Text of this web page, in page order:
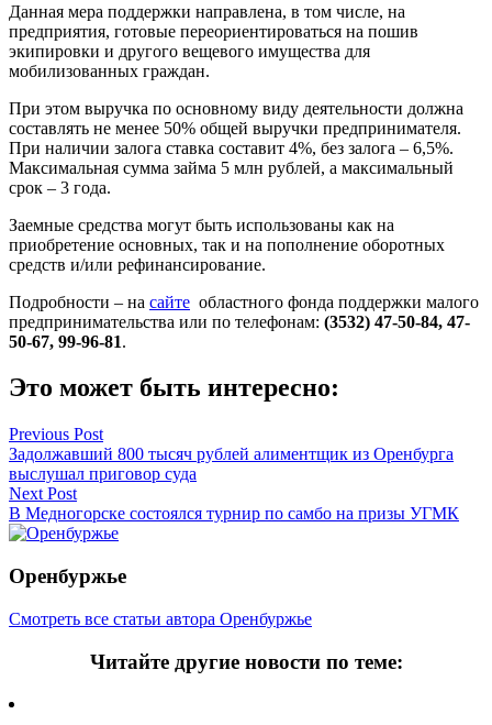
Данная мера поддержки направлена, в том числе, на
предприятия, готовые переориентироваться на пошив
экипировки и другого вещевого имущества для
мобилизованных граждан.
При этом выручка по основному виду деятельности должна
составлять не менее 50% общей выручки предпринимателя.
При наличии залога ставка составит 4%, без залога – 6,5%.
Максимальная сумма займа 5 млн рублей, а максимальный
срок – 3 года.
Заемные средства могут быть использованы как на
приобретение основных, так и на пополнение оборотных
средств и/или рефинансирование.
Подробности – на сайте областного фонда поддержки малого
предпринимательства или по телефонам: (3532) 47-50-84, 47-
50-67, 99-96-81.
Это может быть интересно:
Навигация
по
записям
Previous Post
Задолжавший 800 тысяч рублей алиментщик из Оренбурга
выслушал приговор суда
Next Post
В Медногорске состоялся турнир по самбо на призы УГМК
Оренбуржье
Смотреть все статьи автора Оренбуржье
Читайте другие новости по теме: